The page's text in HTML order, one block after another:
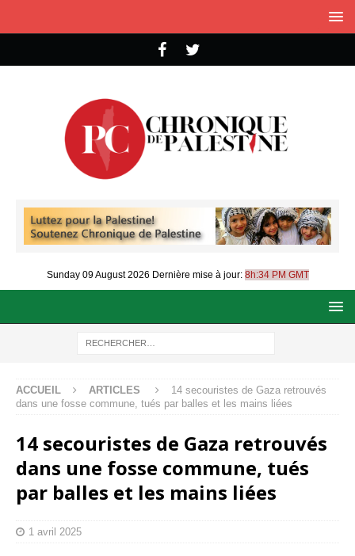
Sunday 09 August 2026 Dernière mise à jour: 8h:34 PM GMT
ACCUEIL ARTICLES
14 secouristes de Gaza retrouvés
dans une fosse commune, tués par balles et les mains liées
14 secouristes de Gaza retrouvés
dans une fosse commune, tués
par balles et les mains liées
1 avril 2025